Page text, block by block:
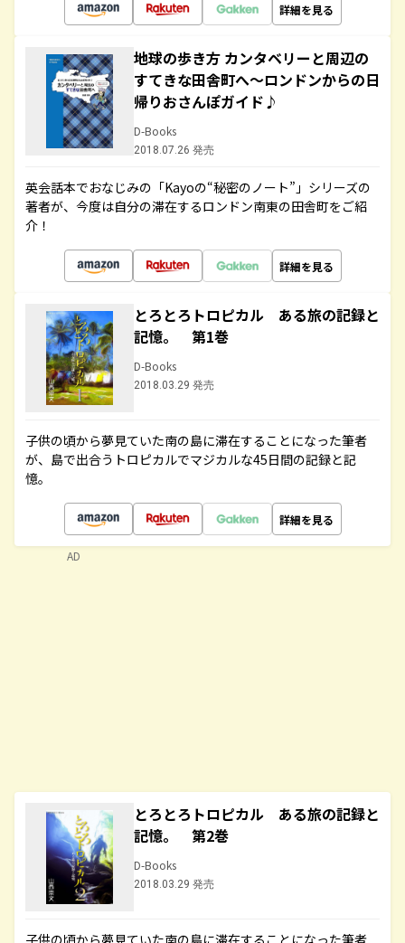
詳細を見る
地球の歩き方 カンタベリーと周辺の
すてきな田舎町へ～ロンドンからの日
帰りおさんぽガイド♪
D-Books
2018.07.26 発売
英会話本でおなじみの「Kayoの“秘密のノート”」シリーズの
著者が、今度は自分の滞在するロンドン南東の田舎町をご紹
介！
詳細を見る
とろとろトロピカル ある旅の記録と
記憶。 第1巻
D-Books
2018.03.29 発売
子供の頃から夢見ていた南の島に滞在することになった筆者
が、島で出合うトロピカルでマジカルな45日間の記録と記
憶。
詳細を見る
とろとろトロピカル ある旅の記録と
記憶。 第2巻
D-Books
2018.03.29 発売
子供の頃から夢見ていた南の島に滞在することになった筆者
AD